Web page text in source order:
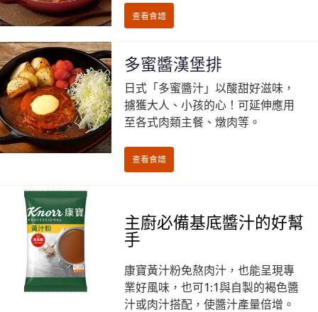
多蜜醬漢堡排
日式「多蜜醬汁」以酸甜好滋味，
擄獲大人、小孩的心！可延伸應用
至各式肉類主餐、燉肉等。
主廚必備基底醬汁的好幫
手
康寶黃汁粉免熬肉汁，也能呈現專
業好風味，也可1:1與自製的褐色醬
汁或肉汁搭配，使醬汁產量倍增。